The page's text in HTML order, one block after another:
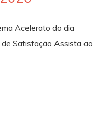
Acelerato do dia
Satisfação Assista ao